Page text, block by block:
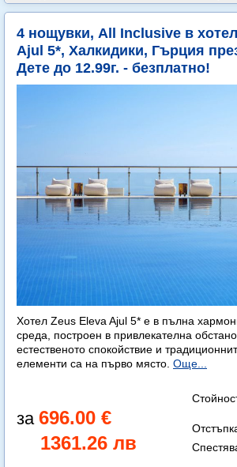
4 нощувки, All Inclusive в
Ajul 5*, Халкидики, Гърция
Дете до 12.99г. - безплатно!
Хотел Zeus Eleva Ajul 5* е в пълна
среда, построен в привлекателна
естественото спокойствие и
елементи са на първо място. Още...
696.00 €
1361.26 лв